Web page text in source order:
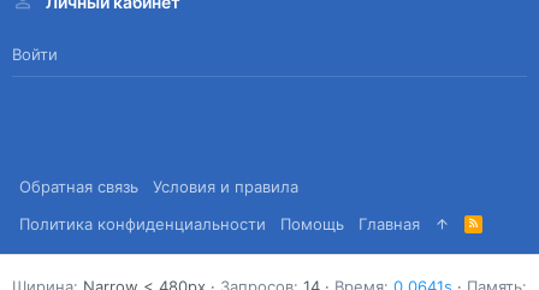
Войти
Обратная связь
Условия и правила
Политика конфиденциальности
Помощь Главная
R
S
S